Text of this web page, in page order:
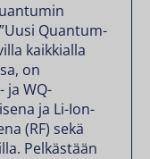
Quantum-
kaikkialla
on
ja WQ-
ja Li-Ion-
(RF) sekä
Pelkästään